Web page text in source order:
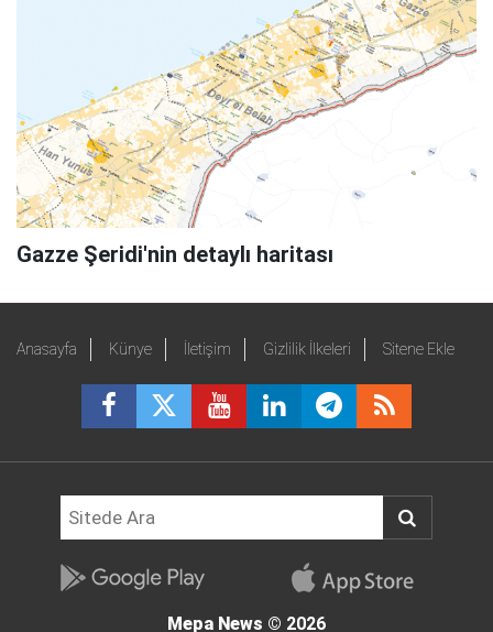
Gazze Şeridi'nin detaylı haritası
Anasayfa Künye İletişim Gizlilik İlkeleri Sitene Ekle
Mepa News © 2026